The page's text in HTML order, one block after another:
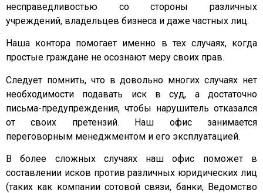
несправедливостью со стороны различных
учреждений, владельцев бизнеса и даже частных лиц.
Наша контора помогает именно в тех случаях, когда
простые граждане не осознают меру своих прав.
Следует помнить, что в довольно многих случаях нет
необходимости подавать иск в суд, а достаточно
письма-предупреждения, чтобы нарушитель отказался
от своих претензий. Наш офис занимается
переговорным менеджментом и его эксплуатацией.
В более сложных случаях наш офис поможет в
составлении исков против различных юридических лиц
(таких как компании сотовой связи, банки, Ведомство